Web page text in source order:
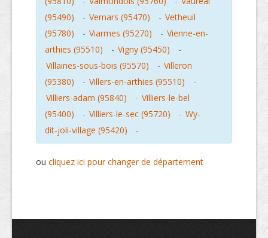
(95490)
- Vemars (95470) - Vetheuil
(95780)
- Viarmes (95270) - Vienne-en-
arthies (95510)
- Vigny (95450)
-
Villaines-sous-bois (95570)
- Villeron
(95380)
- Villers-en-arthies (95510)
-
Villiers-adam (95840)
- Villiers-le-bel
(95400)
- Villiers-le-sec (95720) - Wy-
dit-joli-village (95420)
-
ou cliquez ici pour changer de département